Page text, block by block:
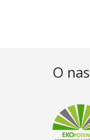
O nas